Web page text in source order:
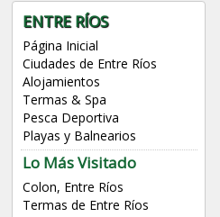
ENTRE RÍOS
Página Inicial
Ciudades de Entre Ríos
Alojamientos
Termas & Spa
Pesca Deportiva
Playas y Balnearios
Lo Más Visitado
Colon, Entre Ríos
Termas de Entre Ríos